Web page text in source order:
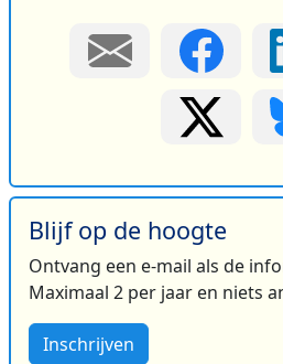
Blijf op de hoogte
Ontvang een e-mail als de
Maximaal 2 per jaar en niets
Inschrijven